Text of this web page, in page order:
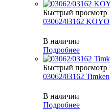
Быстрый просмотр
03062/03162 KOYO
В наличии
Подробнее
Быстрый просмотр
03062/03162 Timken
В наличии
Подробнее